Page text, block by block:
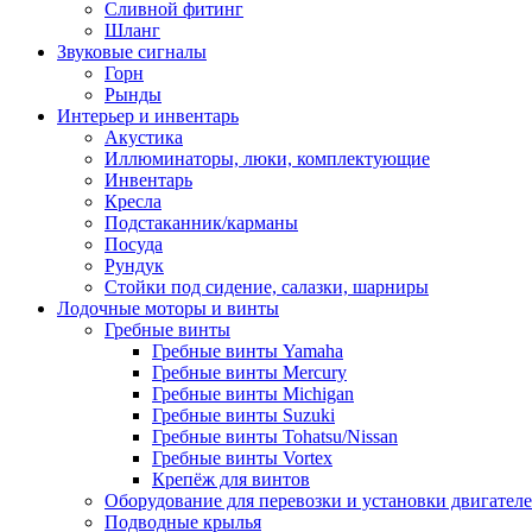
Сливной фитинг
Шланг
Звуковые сигналы
Горн
Рынды
Интерьер и инвентарь
Акустика
Иллюминаторы, люки, комплектующие
Инвентарь
Кресла
Подстаканник/карманы
Посуда
Рундук
Стойки под сидение, салазки, шарниры
Лодочные моторы и винты
Гребные винты
Гребные винты Yamaha
Гребные винты Mercury
Гребные винты Michigan
Гребные винты Suzuki
Гребные винты Tohatsu/Nissan
Гребные винты Vortex
Крепёж для винтов
Оборудование для перевозки и установки
Подводные крылья